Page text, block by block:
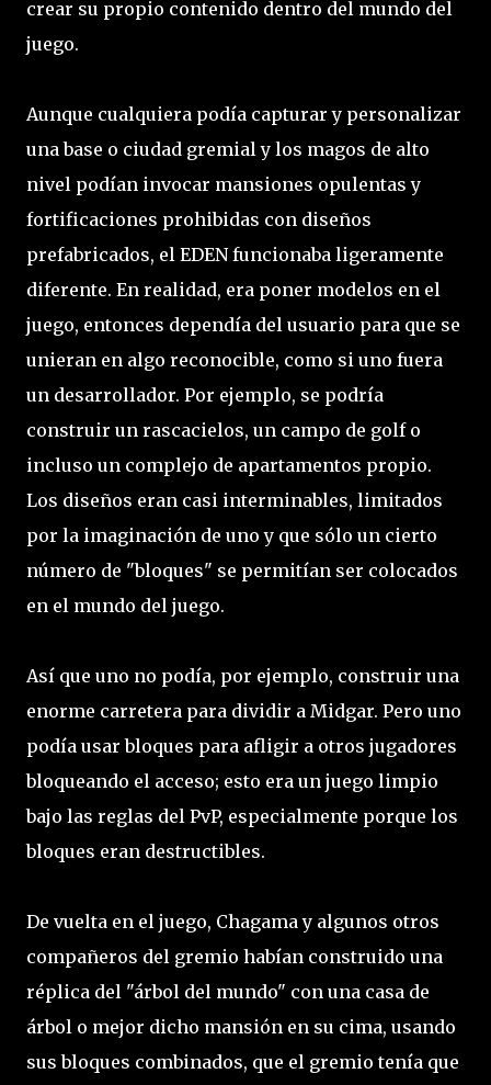
crear su propio contenido dentro del mundo del
juego.
Aunque cualquiera podía capturar y personalizar
una base o ciudad gremial y los magos de alto
nivel podían invocar mansiones opulentas y
fortificaciones prohibidas con diseños
prefabricados, el EDEN funcionaba ligeramente
diferente. En realidad, era poner modelos en el
juego, entonces dependía del usuario para que se
unieran en algo reconocible, como si uno fuera
un desarrollador. Por ejemplo, se podría
construir un rascacielos, un campo de golf o
incluso un complejo de apartamentos propio.
Los diseños eran casi interminables, limitados
por la imaginación de uno y que sólo un cierto
número de "bloques" se permitían ser colocados
en el mundo del juego.
Así que uno no podía, por ejemplo, construir una
enorme carretera para dividir a Midgar. Pero uno
podía usar bloques para afligir a otros jugadores
bloqueando el acceso; esto era un juego limpio
bajo las reglas del PvP, especialmente porque los
bloques eran destructibles.
De vuelta en el juego, Chagama y algunos otros
compañeros del gremio habían construido una
réplica del "árbol del mundo" con una casa de
árbol o mejor dicho mansión en su cima, usando
sus bloques combinados, que el gremio tenía que